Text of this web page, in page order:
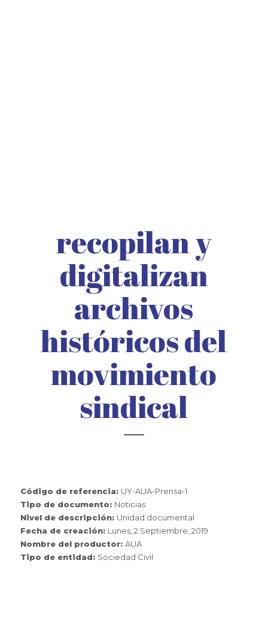
recopilan y
digitalizan
archivos
históricos del
movimiento
sindical
Código de referencia: UY-AUA-Prensa-1
Tipo de documento: Noticias
Nivel de descripción: Unidad documental
Fecha de creación: Lunes, 2 Septiembre, 2019
Nombre del productor:AUA
Tipo de entidad: Sociedad Civil